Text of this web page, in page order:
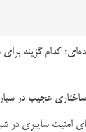
کدام گزینه
عجیب در
امنیت سایبری در